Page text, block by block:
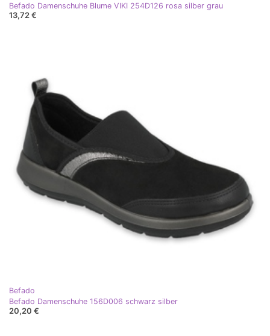
Befado Damenschuhe Blume VIKI 254D126 rosa silber grau
13,72 €
Befado
Befado Damenschuhe 156D006 schwarz silber
20,20 €